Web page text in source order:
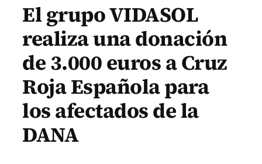
El grupo VIDASOL
realiza una donación
de 3.000 euros a Cruz
Roja Española para
los afectados de la
DANA